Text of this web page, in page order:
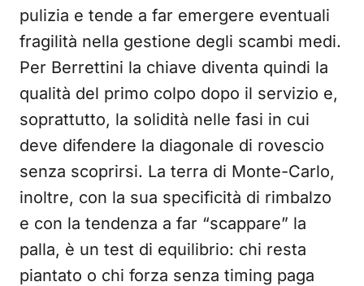
pulizia e tende a far emergere eventuali
fragilità nella gestione degli scambi medi.
Per Berrettini la chiave diventa quindi la
qualità del primo colpo dopo il servizio e,
soprattutto, la solidità nelle fasi in cui
deve difendere la diagonale di rovescio
senza scoprirsi. La terra di Monte-Carlo,
inoltre, con la sua specificità di rimbalzo
e con la tendenza a far “scappare” la
palla, è un test di equilibrio: chi resta
piantato o chi forza senza timing paga